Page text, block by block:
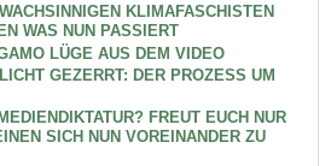
KLIMAFASCHISTEN
WAS NUN PASSIERT
LÜGE AUS DEM VIDEO
GEZERRT: DER PROZESS UM
FREUT EUCH NUR
SICH NUN VOREINANDER ZU